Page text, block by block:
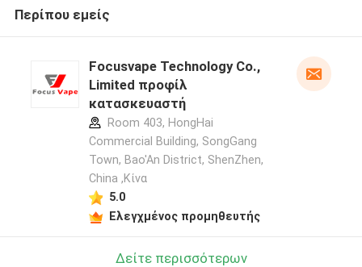
Περίπου εμείς
Focusvape Technology Co.,
Limited προφίλ
κατασκευαστή
Room 403, HongHai
Commercial Building, SongGang
Town, Bao'An District, ShenZhen,
China ,Κίνα
5.0
Ελεγχμένος προμηθευτής
Δείτε περισσότερων